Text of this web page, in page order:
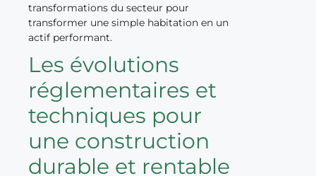
transformations du secteur pour
transformer une simple habitation en un
actif performant.
Les évolutions
réglementaires et
techniques pour
une construction
durable et rentable